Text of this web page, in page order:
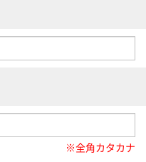
※全角カタカナ